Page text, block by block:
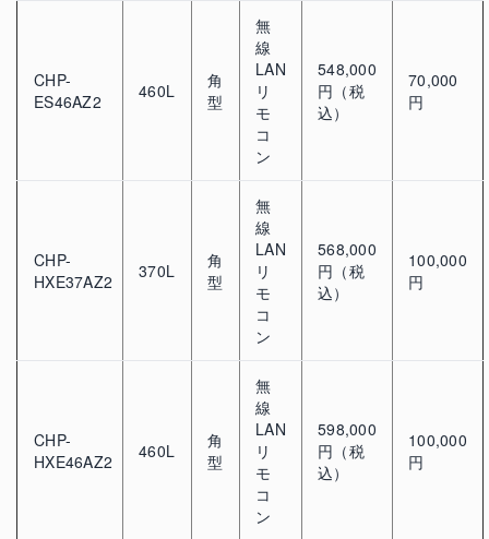
CHP-
ES46AZ2
460L
角
型
無
線
LAN
リ
モ
コ
ン
548,000
円（税
込）
70,000
円
CHP-
HXE37AZ2
370L
角
型
無
線
LAN
リ
モ
コ
ン
568,000
円（税
込）
100,000
円
CHP-
HXE46AZ2
460L
角
型
無
線
LAN
リ
モ
コ
ン
598,000
円（税
込）
100,000
円